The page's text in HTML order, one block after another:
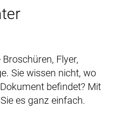
Flyer,
Sie wissen nicht, wo
befindet? Mit
es ganz einfach.